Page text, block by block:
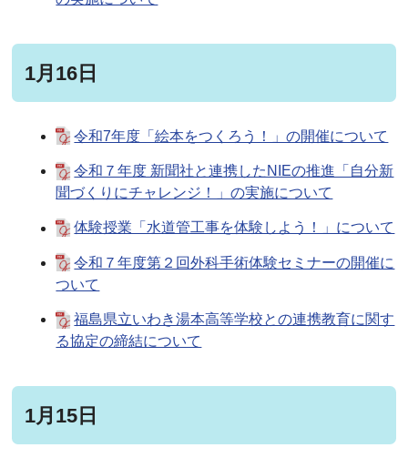
1月16日
令和7年度「絵本をつくろう！」の開催について
令和７年度 新聞社と連携したNIEの推進「自分新
聞づくりにチャレンジ！」の実施について
体験授業「水道管工事を体験しよう！」について
令和７年度第２回外科手術体験セミナーの開催に
ついて
福島県立いわき湯本高等学校との連携教育に関す
る協定の締結について
1月15日